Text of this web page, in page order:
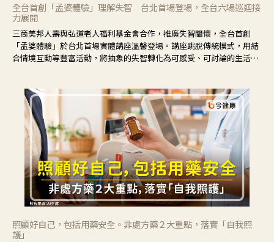
全台首創「孟婆體驗」理解失智 台北首場登場，全台六場巡迴接
力展開
三商美邦人壽與弘道老人福利基金會合作，推廣失智關懷，全台首創
「孟婆體驗」於台北首場實體講座溫馨登場。講座跳脫傳統模式，用結
合情境互動等豐富活動，將抽象的失智轉化為可感受、可討論的生活情
照顧好自己，包括用藥安全。非處方藥２大重點，落實「自我照
護」